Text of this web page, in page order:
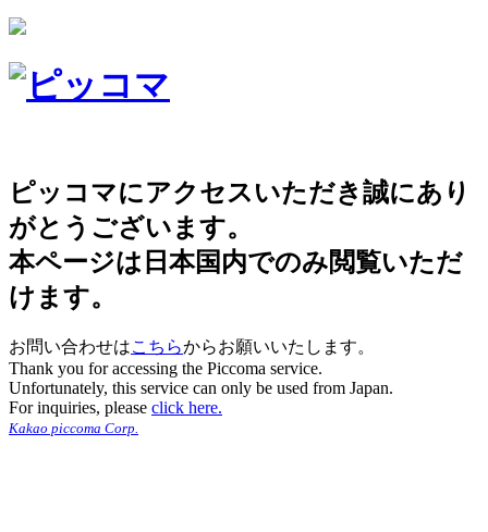
ピッコマにアクセスいただき誠にあり
がとうございます。
本ページは日本国内でのみ閲覧いただ
けます。
お問い合わせはこちらからお願いいたします。
Thank you for accessing the Piccoma service.
Unfortunately, this service can only be used from Japan.
For inquiries, please click here.
Kakao piccoma Corp.